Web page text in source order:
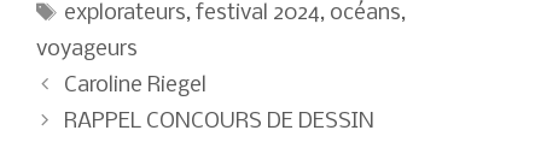
Étiquettes
explorateurs,festival 2024, océans,
voyageurs
Navigation
des
Caroline Riegel
RAPPEL CONCOURS DE DESSIN